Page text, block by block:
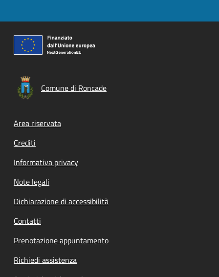
Comune di Roncade
Footer menu
Area riservata
Crediti
Informativa privacy
Note legali
Dichiarazione di accessibilità
Contatti
Prenotazione appuntamento
Richiedi assistenza